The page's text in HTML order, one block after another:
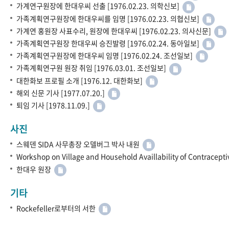
가계연구원장에 한대우씨 선출 [1976.02.23. 의학신보]
가족계획연구원장에 한대우씨를 임명 [1976.02.23. 의협신보]
가계연 홍원장 사표수리, 원장에 한대우씨 [1976.02.23. 의사신문]
가족계획연구원장 한대우씨 승진발령 [1976.02.24. 동아일보]
가족계획연구원장에 한대우씨 임명 [1976.02.24. 조선일보]
가족계획연구원 원장 취임 [1976.03.01. 조선일보]
대한화보 프로필 소개 [1976.12. 대한화보]
해외 신문 기사 [1977.07.20.]
퇴임 기사 [1978.11.09.]
사진
스웨덴 SIDA 사무총장 오델버그 박사 내원
Workshop on Village and Household Availlability of
한대우 원장
기타
Rockefeller로부터의 서한